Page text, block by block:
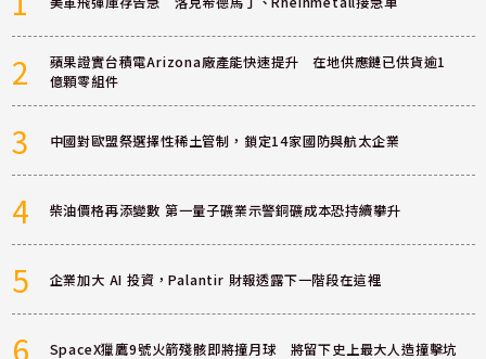
2
蘋果證實台積電Arizona廠產能快速提升 在地供應鏈已供貨逾1
億顆零組件
3 中國對歐盟祭選擇性稀土管制，鎖定14家國防與航太企業
4 柴油價格再添變數 第一量子礦業示警銅礦成本恐持續攀升
5 企業加大 AI 投資，Palantir 財報透露下一階段在這裡
6 SpaceX獵鷹9號火箭殘骸即將撞月球 將留下史上最大人造撞擊坑